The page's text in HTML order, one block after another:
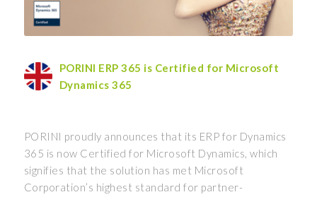
PORINI ERP 365 is Certified for Microsoft
Dynamics 365
PORINI proudly announces that its ERP for Dynamics
365 is now Certified for Microsoft Dynamics, which
signifies that the solution has met Microsoft
Corporation’s highest standard for partner-